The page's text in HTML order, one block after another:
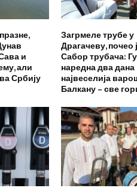
и
али
Србију
Загрмеле трубе у
Драгачеву, почео
Сабор трубача:
наредна два дана
највеселија
Балкану – све